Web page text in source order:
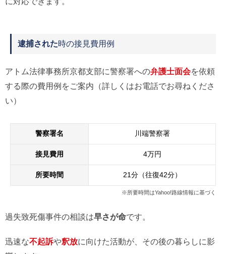
逮捕された時の接見費用例
アトム法律事務所京都支部に警察署への弁護士面会を依頼
する際の費用例をご案内（詳しくはお電話でお尋ねくださ
い）
警察署名 川端警察署
接見費用 4万円
所要時間 21分（往復42分）
※所要時間はYahoo!路線情報に基づく
過失致死傷事件の相談は早さが命です。
迅速な不起訴や釈放に向けた活動が、その後の暮らしに影